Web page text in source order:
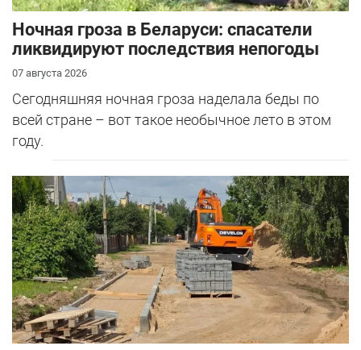
Ночная гроза в Беларуси: спасатели
ликвидируют последствия непогоды
07 августа 2026
Сегодняшняя ночная гроза наделала беды по
всей стране – вот такое необычное лето в этом
году.